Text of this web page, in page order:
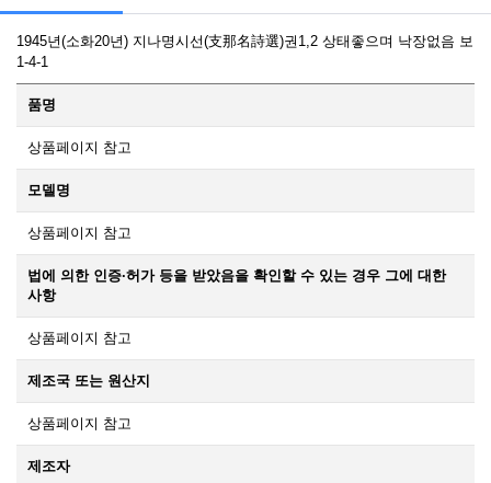
1945년(소화20년) 지나명시선(支那名詩選)권1,2 상태좋으며 낙장없음 보
1-4-1
품명
상품페이지 참고
모델명
상품페이지 참고
법에 의한 인증·허가 등을 받았음을 확인할 수 있는 경우 그에 대한
사항
상품페이지 참고
제조국 또는 원산지
상품페이지 참고
제조자